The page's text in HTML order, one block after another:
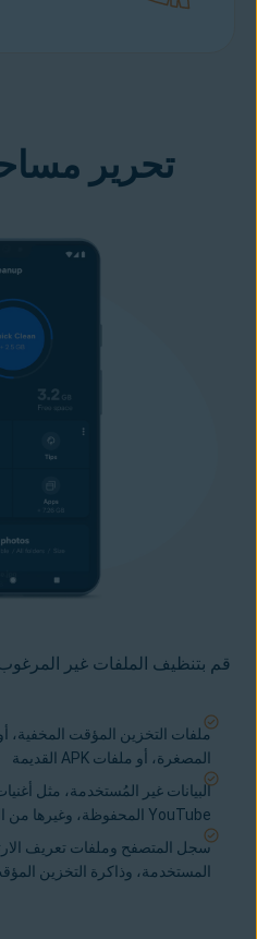
تحرير
قم بتنظيف الملفات غير المرغوب
ملفات التخزين المؤقت المخفية،
المصغرة، أو ملفات APK القديمة
YouTube المحفوظة، وغيرها من الملفات التي لم تلمسها أبدًا
سجل المتصفح وملفات تعريف
المستخدمة، وذاكرة التخزين